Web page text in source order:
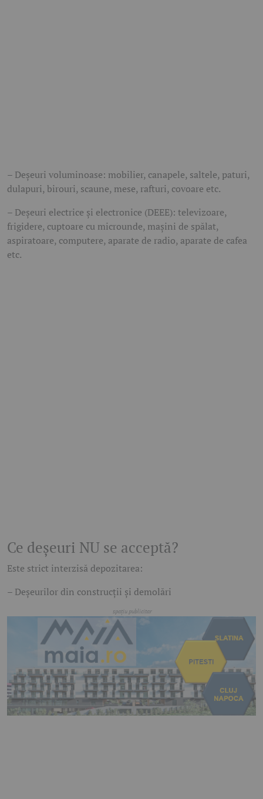
– Deșeuri voluminoase: mobilier, canapele, saltele, paturi,
dulapuri, birouri, scaune, mese, rafturi, covoare etc.
– Deșeuri electrice și electronice (DEEE): televizoare,
frigidere, cuptoare cu microunde, mașini de spălat,
aspiratoare, computere, aparate de radio, aparate de cafea
etc.
Ce deșeuri NU se acceptă?
Este strict interzisă depozitarea:
– Deșeurilor din construcții și demolări